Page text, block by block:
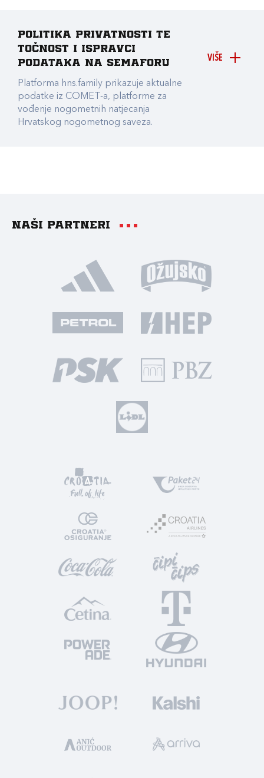
VIŠE
Politika privatnosti te
točnost i ispravci
podataka na Semaforu
Platforma hns.family prikazuje aktualne
podatke iz COMET-a, platforme za
vođenje nogometnih natjecanja
Hrvatskog nogometnog saveza.
Naši partneri